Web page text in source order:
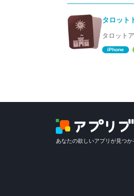
タロット
タロット
iPhone
あなたの欲しいアプリが見つか